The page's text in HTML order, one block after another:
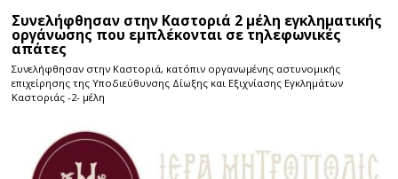
Συνελήφθησαν στην Καστοριά 2 μέλη εγκληματικής
οργάνωσης που εμπλέκονται σε τηλεφωνικές
απάτες
Συνελήφθησαν στην Καστοριά, κατόπιν οργανωμένης αστυνομικής
επιχείρησης της Υποδιεύθυνσης Δίωξης και Εξιχνίασης Εγκλημάτων
Καστοριάς -2- μέλη